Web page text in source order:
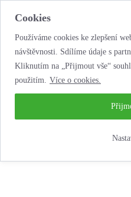
Cookies
Používáme cookies ke zlepšení
návštěvnosti. Sdílíme údaje s
Kliknutím na „Přijmout vše“
použitím. Více o cookies.
…neobyčejná